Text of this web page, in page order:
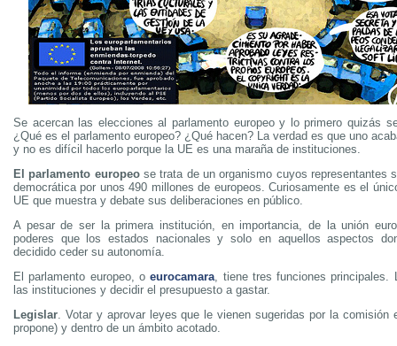
Se acercan las elecciones al parlamento europeo y lo primero quizás
¿Qué es el parlamento europeo? ¿Qué hacen? La verdad es que uno
y no es difícil hacerlo porque la UE es una maraña de instituciones.
El parlamento europeose trata de un organismo cuyos representantes
democrática por unos 490 millones de europeos. Curiosamente es el
UE que muestra y debate sus deliberaciones en público.
A pesar de ser la primera institución, en importancia, de la unión
poderes que los estados nacionales y solo en aquellos aspectos
decidido ceder su autonomía.
El parlamento europeo, oeurocamara, tiene tres funciones principales.
las instituciones y decidir el presupuesto a gastar.
Legislar. Votar y aprovar leyes que le vienen sugeridas por la comisión
propone) y dentro de un ámbito acotado.